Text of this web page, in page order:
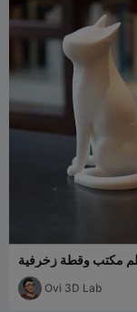
مكتب وقطة زخرفية
Ovi 3D Lab